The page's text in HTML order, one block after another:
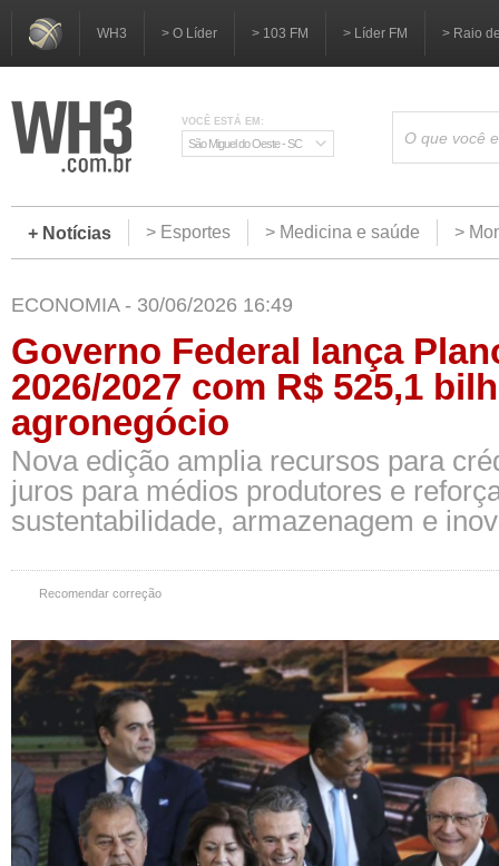
WH3 > O Líder > 103 FM > Líder FM > Raio
VOCÊ ESTÁ EM:
São Miguel do Oeste - SC
+ Notícias > Esportes > Medicina e saúde >
ECONOMIA - 30/06/2026 16:49
Governo Federal lança
2026/2027 com R$ 525,1
agronegócio
Nova edição amplia recursos para
juros para médios produtores e
sustentabilidade, armazenagem e
Recomendar correção